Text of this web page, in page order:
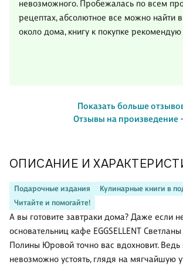
ОПИСАНИЕ И
Подарочные издания
Кулинарные книги в
Читайте и помогайте!
А вы готовите завтраки дома? Даже если
основательниц кафе EGGSELLENT
Полины Юровой точно вас вдохновит. Ведь
невозможно устоять, глядя на мягчайшую
невозможного. Пробежалась по всем
рецептах, абсолютное все можно найти
около дома, книгу к покупке рекомендую
Показать больше
Отзывы на произведение